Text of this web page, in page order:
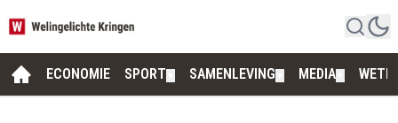
ECONOMIE SPORT SAMENLEVING MEDIA